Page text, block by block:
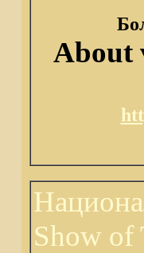
About
Show of